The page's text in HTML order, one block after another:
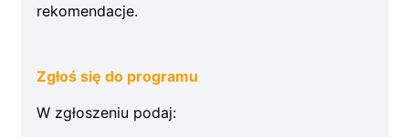
rekomendacje.
Zgłoś się do programu
W zgłoszeniu podaj: